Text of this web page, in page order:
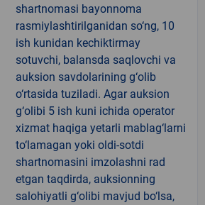
shartnomasi bayonnoma
rasmiylashtirilganidan so‘ng, 10
ish kunidan kechiktirmay
sotuvchi, balansda saqlovchi va
auksion savdolarining g‘olib
o‘rtasida tuziladi. Agar auksion
g‘olibi 5 ish kuni ichida operator
xizmat haqiga yetarli mablag‘larni
to‘lamagan yoki oldi-sotdi
shartnomasini imzolashni rad
etgan taqdirda, auksionning
salohiyatli g‘olibi mavjud bo‘lsa,